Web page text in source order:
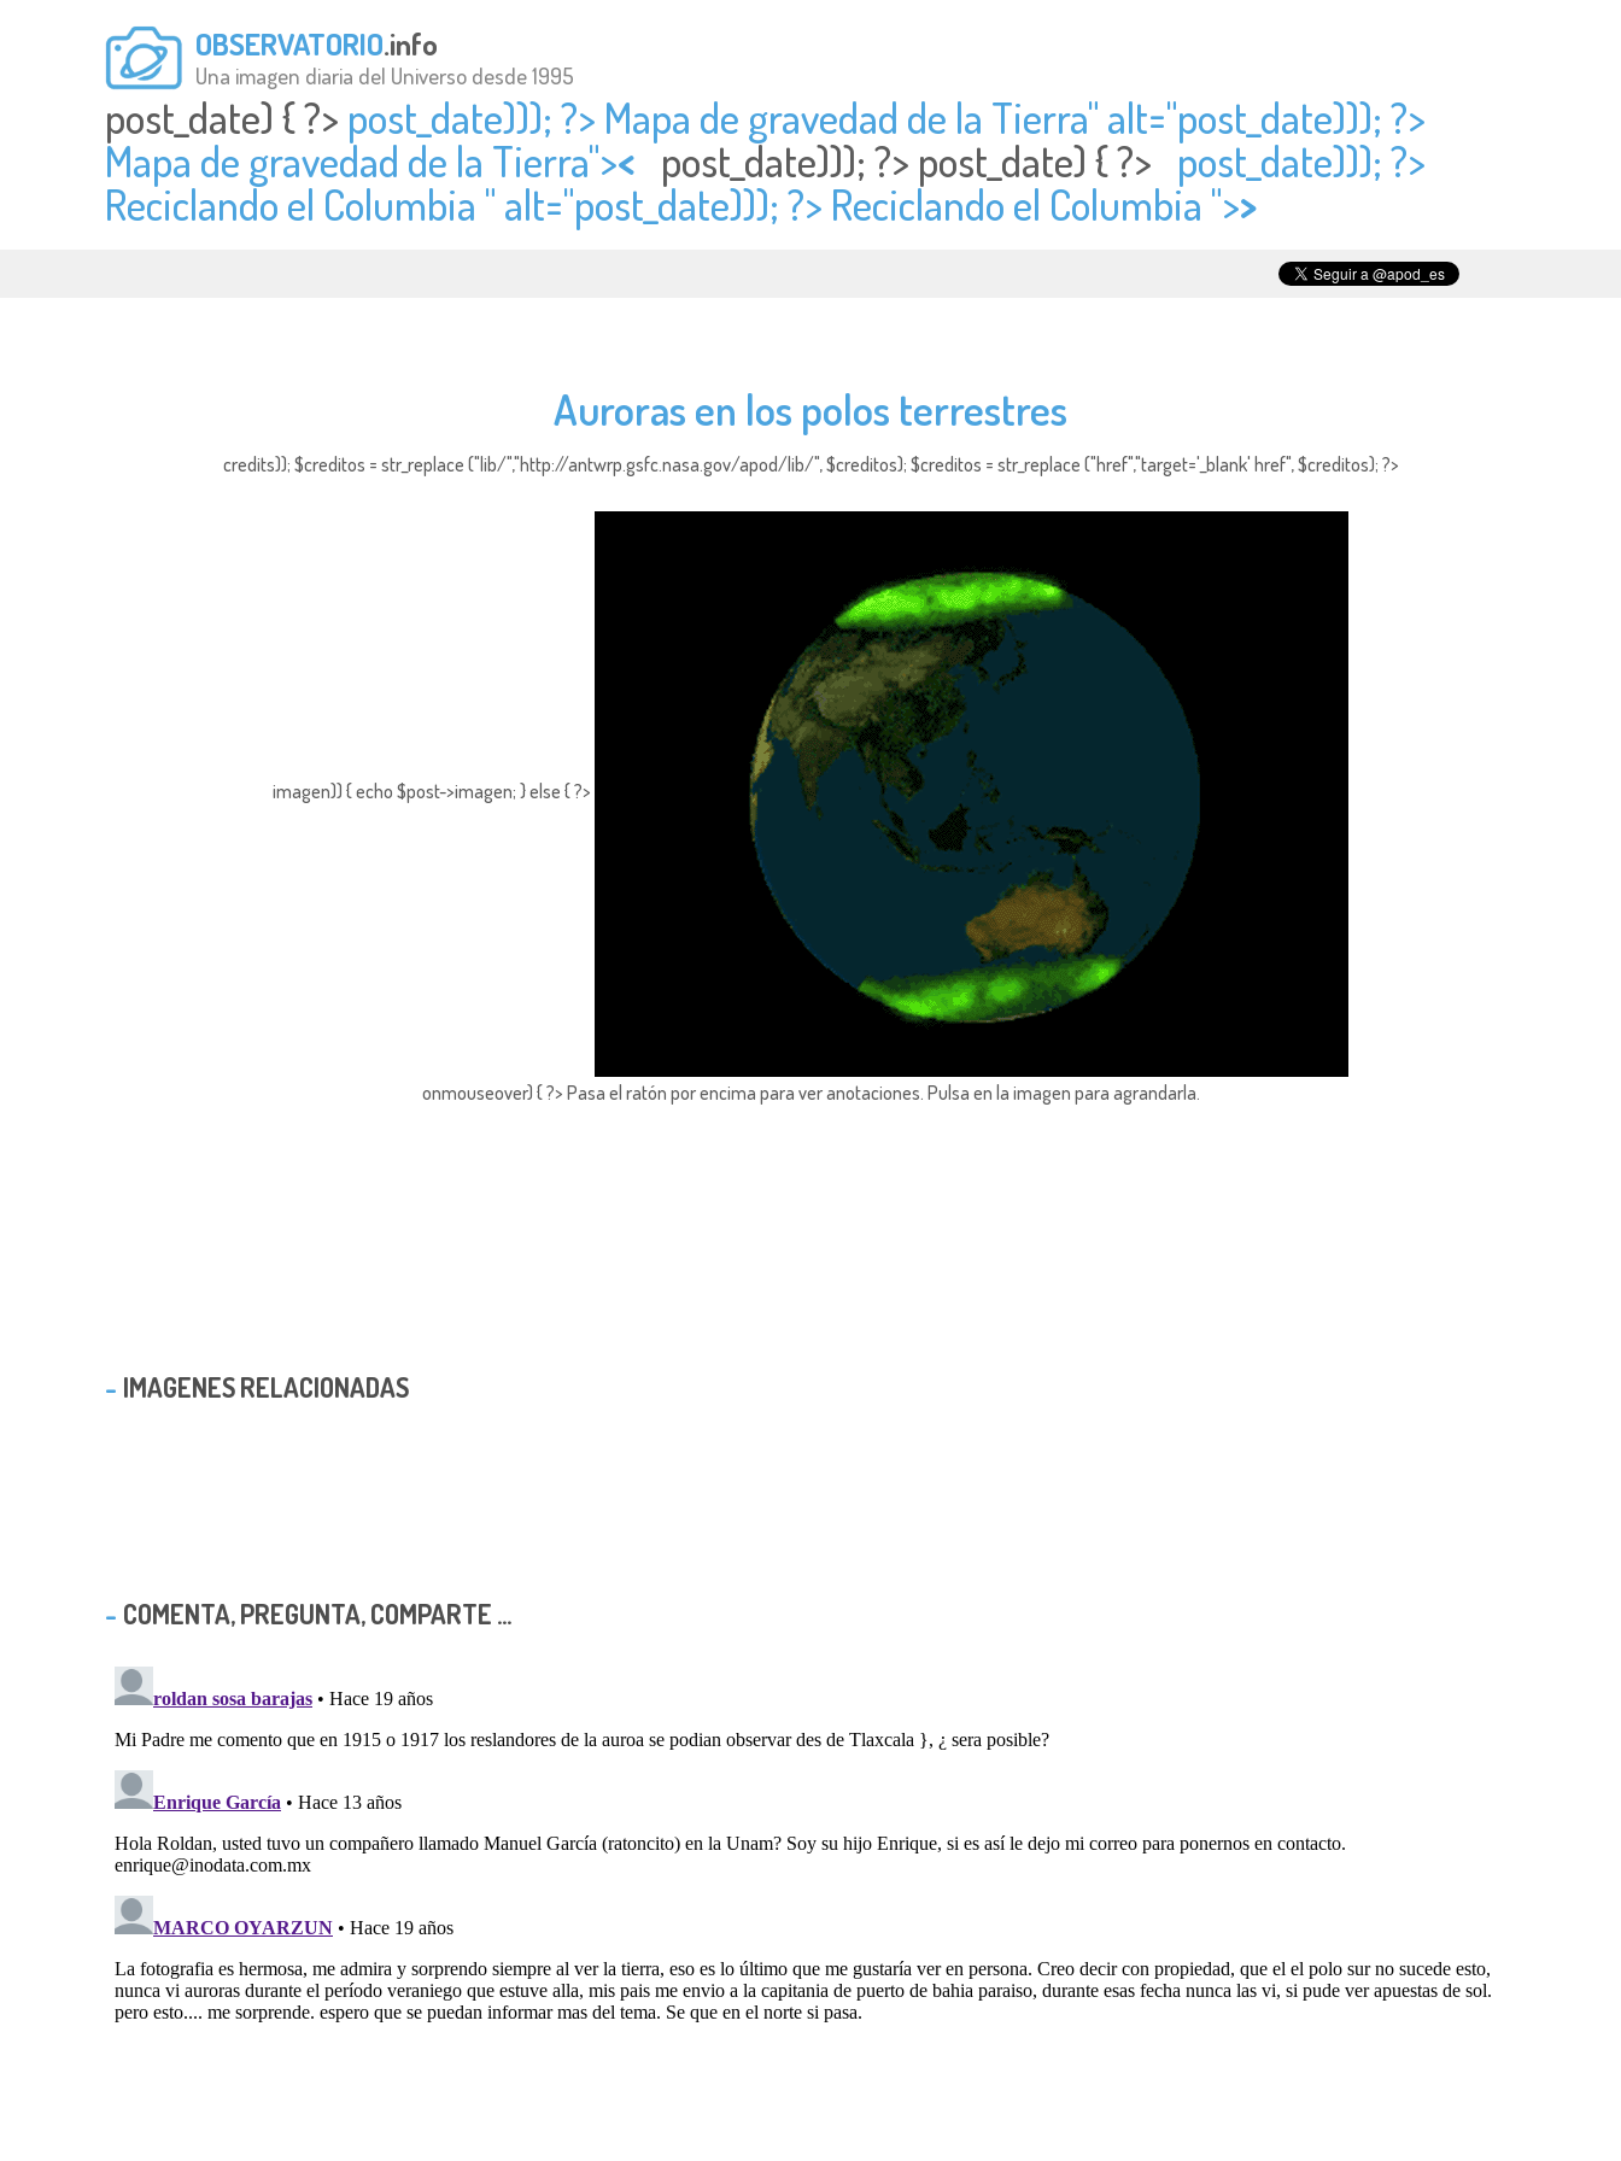
OBSERVATORIO.info
Una imagen diaria del Universo desde 1995
post_date) { ?> post_date))); ?> Mapa de gravedad de la Tierra" alt="post_date))); ?>
Mapa de gravedad de la Tierra">< post_date))); ?> post_date) { ?> post_date))); ?>
Reciclando el Columbia " alt="post_date))); ?> Reciclando el Columbia ">>
Auroras en los polos terrestres
credits)); $creditos = str_replace ("lib/","http://antwrp.gsfc.nasa.gov/apod/lib/", $creditos); $creditos = str_replace ("href","target='_blank' href", $creditos); ?>
imagen)) { echo $post->imagen; } else { ?>
onmouseover) { ?> Pasa el ratón por encima para ver anotaciones. Pulsa en la imagen para agrandarla.
IMAGENES RELACIONADAS
COMENTA, PREGUNTA, COMPARTE ...